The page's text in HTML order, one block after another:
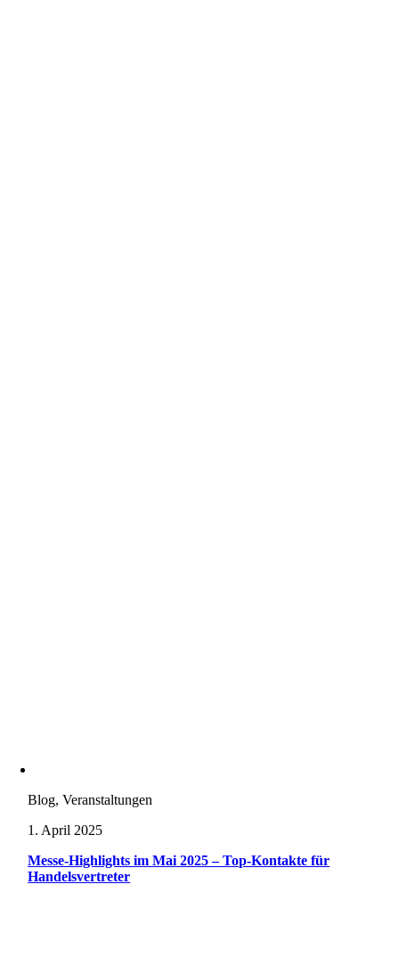
Blog, Veranstaltungen
1. April 2025
Messe-Highlights im Mai 2025 – Top-Kontakte für
Handelsvertreter